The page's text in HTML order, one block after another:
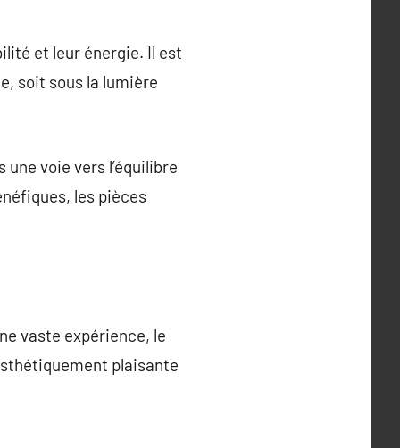
et leur énergie. Il est
soit sous la lumière
voie vers l’équilibre
les pièces
vaste expérience, le
plaisante